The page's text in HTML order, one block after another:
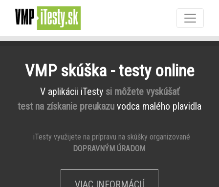
VMP skúška - testy online
V aplikácii iTesty si môžete vyskúšať
test na získanie preukazu vodca malého plavidla
iTesty využijete na prípravu na skúšky organizované
DOPRAVNÝM ÚRADOM.